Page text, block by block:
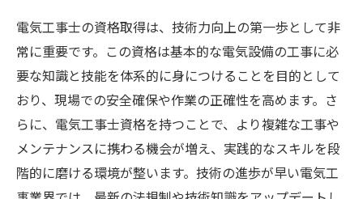
電気工事士の資格取得は、技術力向上の第一歩として非
常に重要です。この資格は基本的な電気設備の工事に必
要な知識と技能を体系的に身につけることを目的として
おり、現場での安全確保や作業の正確性を高めます。さ
らに、電気工事士資格を持つことで、より複雑な工事や
メンテナンスに携わる機会が増え、実践的なスキルを段
階的に磨ける環境が整います。技術の進歩が早い電気工